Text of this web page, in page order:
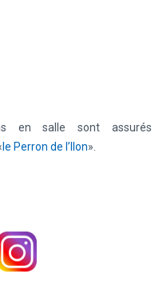
en salle sont assurés
le Perron de l’Ilon».